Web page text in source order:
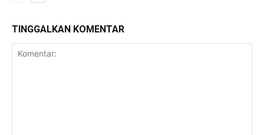
TINGGALKAN KOMENTAR